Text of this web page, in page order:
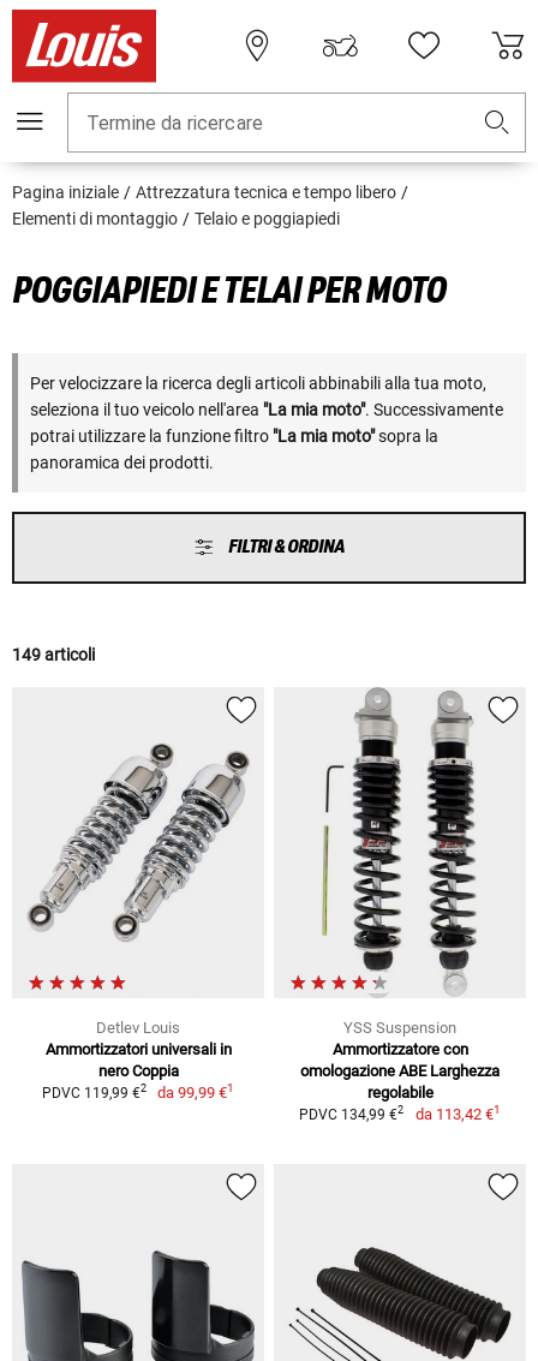
Termine da ricercare
Pagina iniziale
Attrezzatura tecnica e tempo libero
Elementi di montaggio
Telaio e poggiapiedi
POGGIAPIEDI E TELAI PER MOTO
Per velocizzare la ricerca degli articoli abbinabili alla tua moto,
seleziona il tuo veicolo nell'area "La mia moto". Successivamente
potrai utilizzare la funzione filtro "La mia moto"sopra la
panoramica dei prodotti.
FILTRI & ORDINA
149 articoli
Detlev Louis
Ammortizzatori universali in
nero Coppia
PDVC 119,99 €2 da99,99 €1
YSS Suspension
Ammortizzatore con
omologazione ABE Larghezza
regolabile
PDVC 134,99 €2 da 113,42 €1